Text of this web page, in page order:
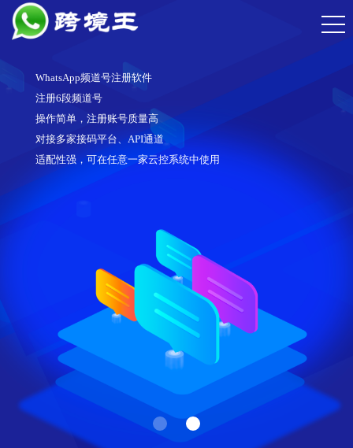
WhatsApp频道号注册软件
注册6段频道号
操作简单，注册账号质量高
对接多家接码平台、API通道
适配性强，可在任意一家云控系统中使用